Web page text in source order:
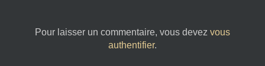
Pour laisser un commentaire, vous devez vous
authentifier.